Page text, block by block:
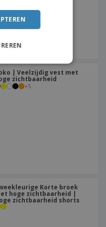
| Veelzijdig vest met
zichtbaarheid
+5
Korte broek
hoge zichtbaarheid |
zichtbaarheid shorts